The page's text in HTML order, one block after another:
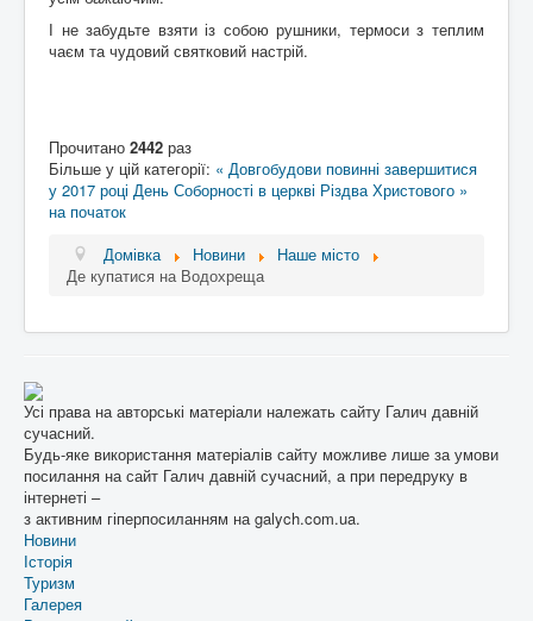
І не забудьте взяти із собою рушники, термоси з теплим
чаєм та чудовий святковий настрій.
Прочитано 2442 раз
Більше у цій категорії: « Довгобудови повинні завершитися
у 2017 році День Соборності в церкві Різдва Христового »
на початок
Домівка
Новини
Наше місто
Де купатися на Водохреща
Усі права на авторські матеріали належать сайту Галич давній
сучасний.
Будь-яке використання матеріалів сайту можливе лише за умови
посилання на сайт Галич давній сучасний, а при передруку в
інтернеті –
з активним гіперпосиланням на galych.com.ua.
Новини
Історія
Туризм
Галерея